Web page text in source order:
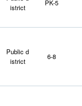
istrict
PK-5
Public d
istrict
6-8